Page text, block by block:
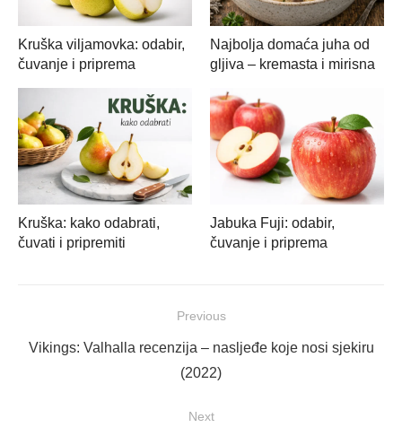
Kruška viljamovka: odabir,
čuvanje i priprema
Najbolja domaća juha od
gljiva – kremasta i mirisna
Kruška: kako odabrati,
čuvati i pripremiti
Jabuka Fuji: odabir,
čuvanje i priprema
objava
Previous
Previous
Vikings: Valhalla recenzija – nasljeđe koje nosi sjekiru
(2022)
Next